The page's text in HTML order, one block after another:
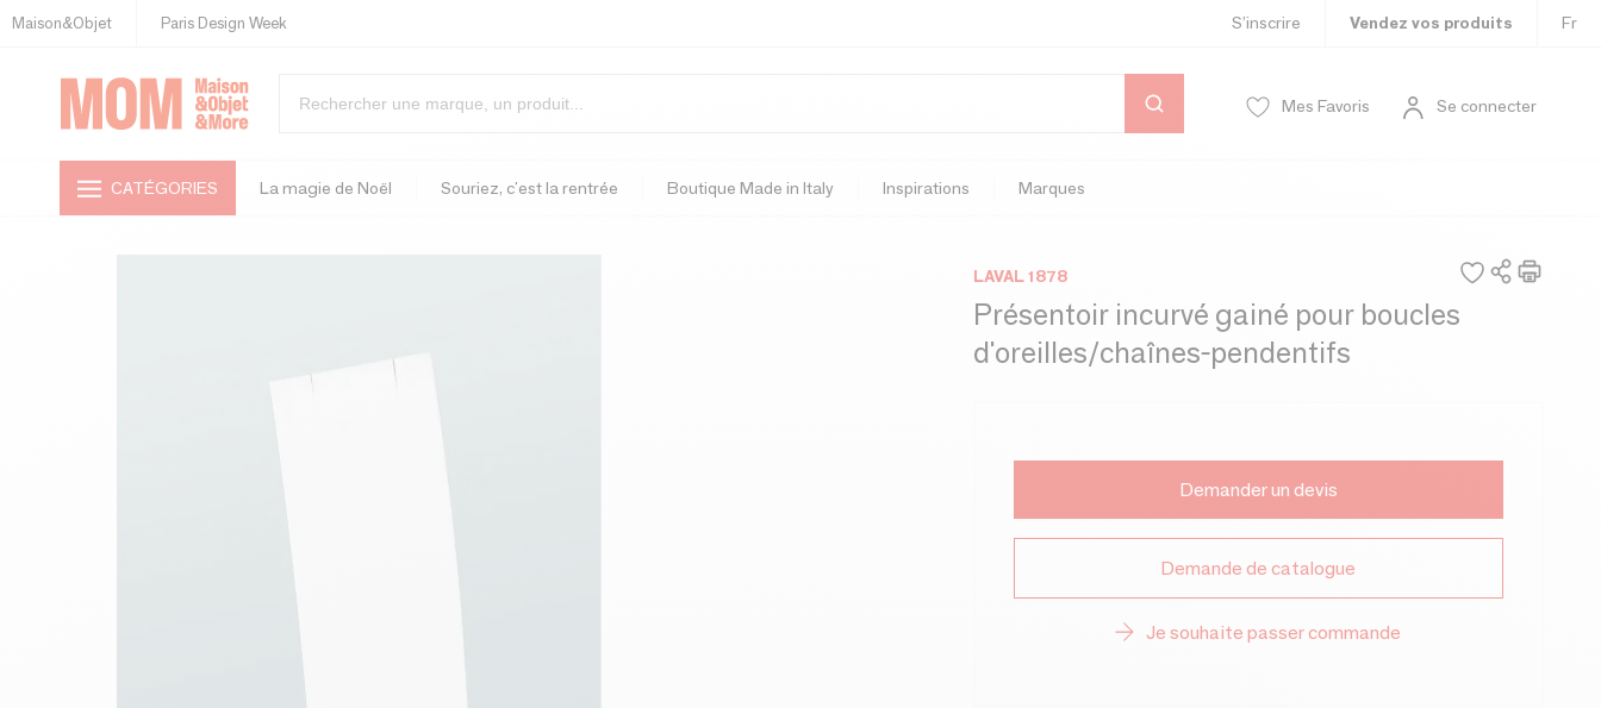
Maison&Objet Paris Design Week S’inscrire Vendez vos produits Fr
Mes Favoris Se connecter
CATÉGORIES La magie de Noël Souriez, c'est la rentrée Boutique Made in Italy Inspirations Marques
LAVAL 1878
Présentoir incurvé gainé pour boucles
d'oreilles/chaînes-pendentifs
Demander un devis
Demande de catalogue
Je souhaite passer commande